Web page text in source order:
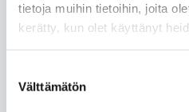
tietoja muihin tietoihin, joita
kerätty, kun olet käyttänyt
valinta
Välttämätön